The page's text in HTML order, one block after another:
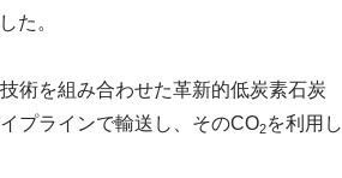
た。
術を組み合わせた革新的低炭素石炭
プラインで輸送し、そのCO2を利用し